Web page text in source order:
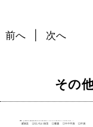
前へ 次へ
その